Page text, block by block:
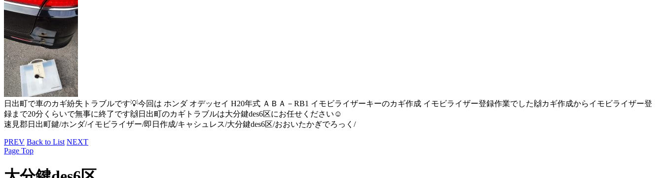
日出町で車のカギ紛失トラブルです💡今回は ホンダ オデッセイ H20年式 ＡＢＡ－RB1 イモビライザーキーのカギ作成 イモビライザー登録作業でした🙌カギ作成からイモビライザー登
録まで20分くらいで無事に終了です🙌日出町のカギトラブルは大分鍵des6区にお任せください☺️
速見郡日出町鍵/ホンダ/イモビライザー/即日作成/キャシュレス/大分鍵des6区/おおいたかぎでろっく/
PREV Back to List NEXT
Page Top